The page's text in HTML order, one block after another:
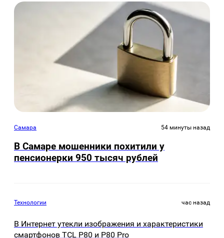
Самара 54 минуты назад
В Самаре мошенники похитили у
пенсионерки 950 тысяч рублей
Технологии час назад
В Интернет утекли изображения и характеристики
смартфонов TCL P80 и P80 Pro